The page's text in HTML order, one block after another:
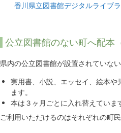
香川県立図書館デジタルライブ
公立図書館のない町へ配本
県内の公立図書館が設置されていな
実用書、小説、エッセイ、絵本
ます。
本は３ヶ月ごとに入れ替えていま
ご利用いただけるのはそれぞれの町